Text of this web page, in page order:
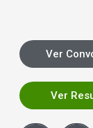
Ver
Ver